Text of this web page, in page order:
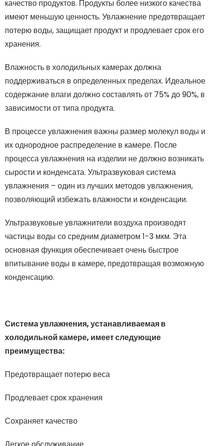
качество продуктов. Продукты более низкого качества
имеют меньшую ценность. Увлажнение предотвращает
потерю воды, защищает продукт и продлевает срок его
хранения.
Влажность в холодильных камерах должна
поддерживаться в определенных пределах. Идеальное
содержание влаги должно составлять от 75% до 90%, в
зависимости от типа продукта.
В процессе увлажнения важны размер молекул воды и
их однородное распределение в камере. После
процесса увлажнения на изделии не должно возникать
сырости и конденсата. Ультразвуковая система
увлажнения – один из лучших методов увлажнения,
позволяющий избежать влажности и конденсации.
Ультразвуковые увлажнители воздуха производят
частицы воды со средним диаметром 1-3 мкм. Эта
основная функция обеспечивает очень быстрое
впитывание воды в камере, предотвращая возможную
конденсацию.
Система увлажнения, устанавливаемая в
холодильной камере, имеет следующие
преимущества:
Предотвращает потерю веса
Продлевает срок хранения
Сохраняет качество